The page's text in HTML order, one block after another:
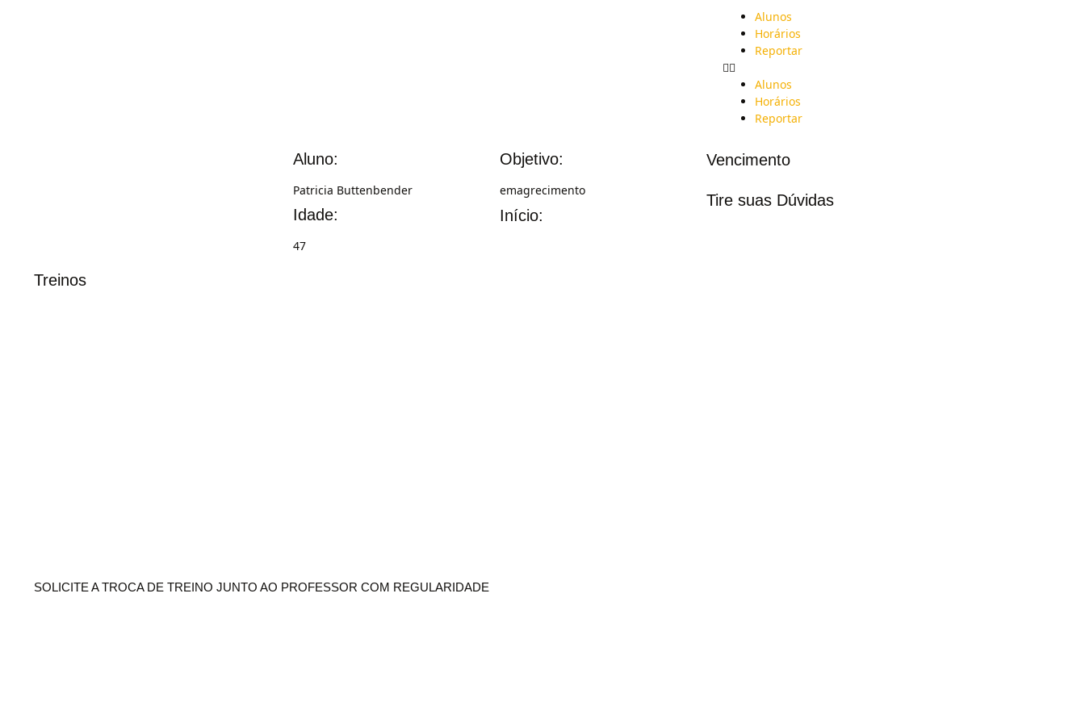
Alunos
Horários
Reportar
Alunos
Horários
Reportar
Aluno:
Patricia Buttenbender
Idade:
47
Objetivo:
emagrecimento
Início:
Vencimento
Tire suas Dúvidas
Treinos
SOLICITE A TROCA DE TREINO JUNTO AO PROFESSOR COM REGULARIDADE